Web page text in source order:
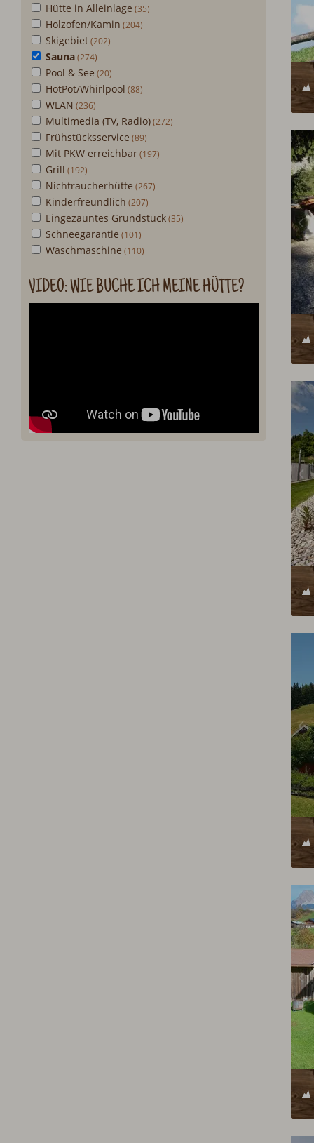
Hütte in Alleinlage
Holzofen/Kamin
Skigebiet
Sauna
Pool & See
HotPot/Whirlpool
WLAN
Multimedia (TV, Radio)
Frühstücksservice
Mit PKW erreichbar
Grill
Nichtraucherhütte
Kinderfreundlich
Eingezäuntes Grundstück
Schneegarantie
Waschmaschine
VIDEO: WIE BUCHE ICH MEINE HÜTTE?